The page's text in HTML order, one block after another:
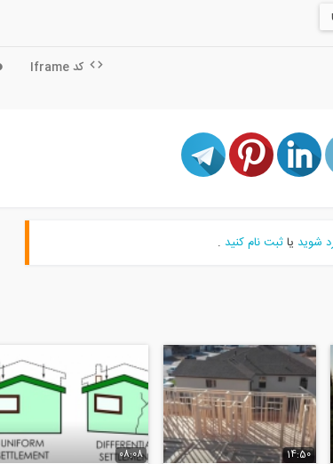
کد Iframe
شوید یاثبت نام کنید .
14:50
08:08